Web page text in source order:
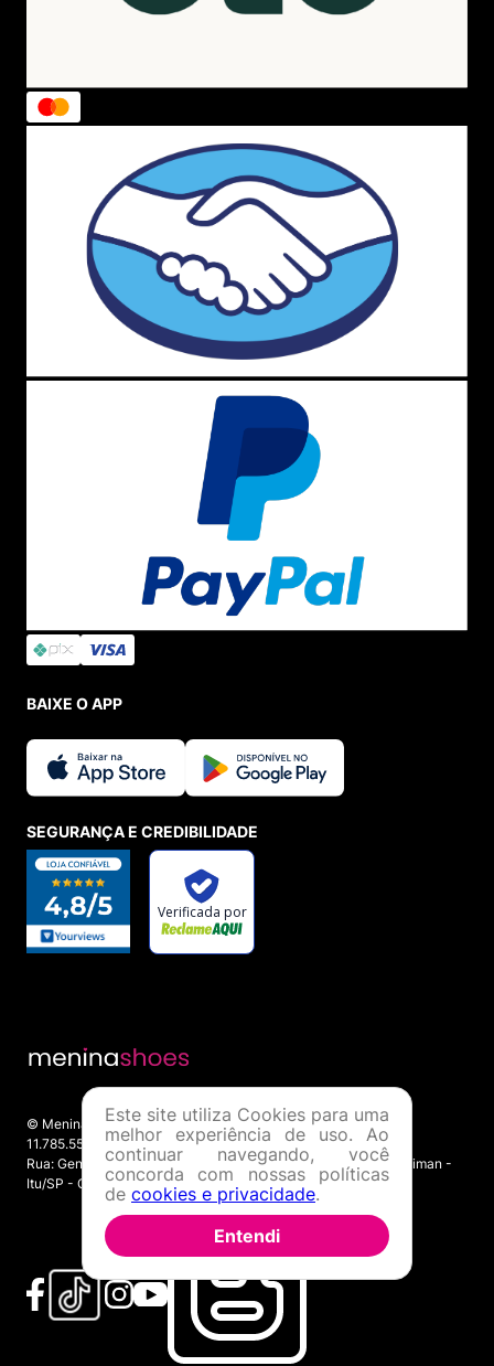
BAIXE O APP
SEGURANÇA E CREDIBILIDADE
© Menina Shoes Comércio de Modas Eireli - EPP CNPJ:
11.785.555/0001-02 | IE: 387.208.543.115
Rua: General Epaminondas Teixeira Guimarães, 193 - Vila Gardiman -
Itu/SP - CEP 13309-410
Este site utiliza Cookies para uma
melhor experiência de uso. Ao
continuar navegando, você
concorda com nossas políticas
de cookies e privacidade.
Entendi